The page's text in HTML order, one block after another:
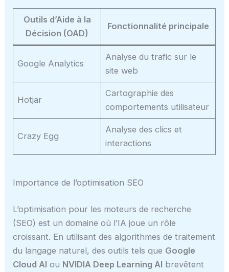
Outils d’Aide à la
Décision (OAD)
Fonctionnalité principale
Google Analytics
Analyse du trafic sur le
site web
Hotjar
Cartographie des
comportements utilisateur
Crazy Egg
Analyse des clics et
interactions
Importance de l’optimisation SEO
L’optimisation pour les moteurs de recherche
(SEO) est un domaine où l’IA joue un rôle
croissant. En utilisant des algorithmes de traitement
du langage naturel, des outils tels que Google
Cloud AI ou NVIDIA Deep Learning AI brevêtent